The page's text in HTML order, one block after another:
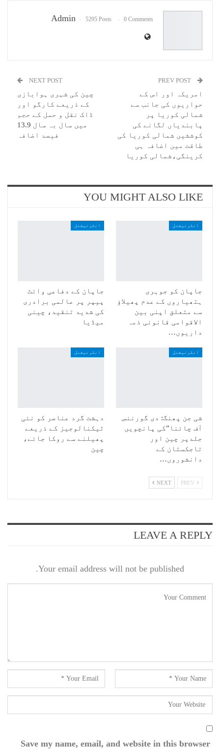
Admin 5295 Posts 0 Comments
امریکہ اور اس کے
حواریوں کی جانب سے
شمالی کوریا پر
پابندیاں لگانے کی
کوششیں شمالی کوریا کی
طاقت میں اضافہ ہی
کرینگی،شمالی کوریا
NEXT POST
چین کی شہری ہوابازی
کے ذریعے کارگو اور
ڈاک نقل و حمل کے حجم
میں سال بہ سال 13.9
فیصد اضافہ
YOU MIGHT ALSO LIKE
انٹرنیشنل
جاپان کو جوہری
ہتھیاروں کے عدم پھیلاؤ
سے متعلق اپنی بین
الاقوامی قانونی ذمہ
داریوں…
انٹرنیشنل
جاپان کے دفاعی وائٹ
پیپر پر عالمی برادری
کی شدید تنقید، چینی
میڈیا
انٹرنیشنل
شی جن پھنگ: دی گورننس
آف چائنا”کی پانچویں
جلدپر چین اور
تاجکستان کے
دانشوروں…
انٹرنیشنل
دہشت گرد عناصر کو نئی
ٹیکنالوجیز کے ذریعے
پھیلنے سے روکا جائے،
چین
NEXT
LEAVE A REPLY
Your email address will not be published.
Save my name, email, and website in this browser